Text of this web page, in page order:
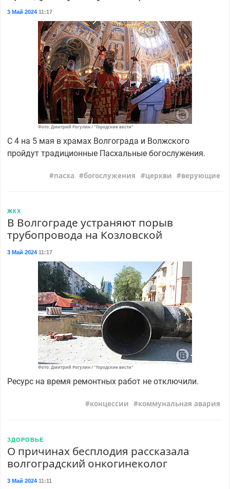
3 Май 202411:17
Фото: Дмитрий Рогулин / "Городские вести"
С 4 на 5 мая в храмах Волгограда и Волжского
пройдут традиционные Пасхальные богослужения.
пасха богослужения церкви верующие
ЖКХ
В Волгограде устраняют порыв
трубопровода на Козловской
3 Май 202411:17
Фото: Дмитрий Рогулин / "Городские вести"
Ресурс на время ремонтных работ не отключили.
концессии коммунальная авария
ЗДОРОВЬЕ
О причинах бесплодия рассказала
волгоградский онкогинеколог
3 Май 202411:11